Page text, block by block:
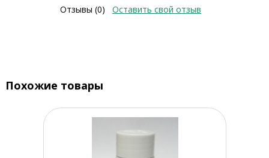
Отзывы (0) Оставить свой отзыв
Похожие товары